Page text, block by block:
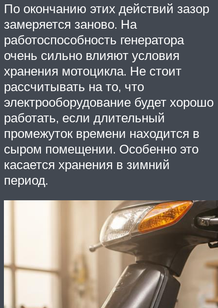
По окончанию этих действий зазор
замеряется заново. На
работоспособность генератора
очень сильно влияют условия
хранения мотоцикла. Не стоит
рассчитывать на то, что
электрооборудование будет хорошо
работать, если длительный
промежуток времени находится в
сыром помещении. Особенно это
касается хранения в зимний
период.